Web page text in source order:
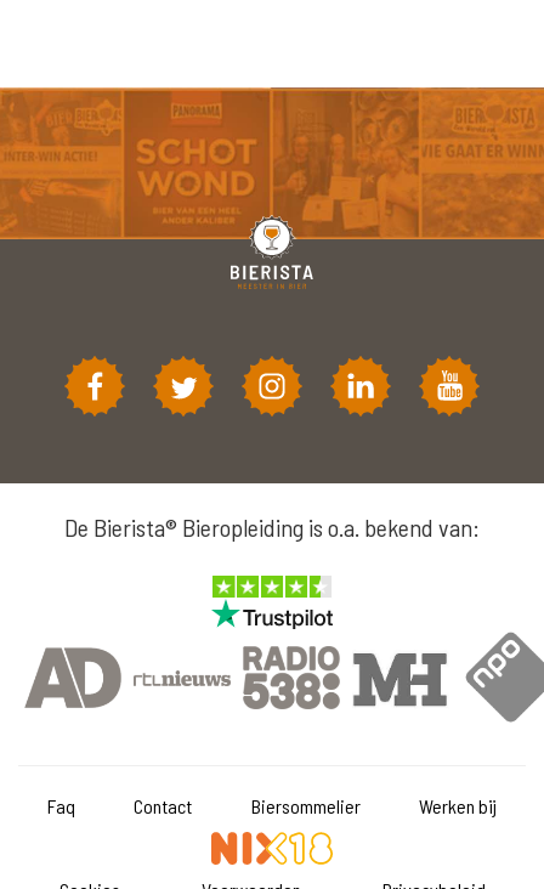
De Bierista® Bieropleiding is o.a. bekend van:
Faq Contact Biersommelier Werken bij